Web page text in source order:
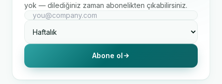
yok — dilediğiniz zaman abonelikten çıkabilirsiniz.
Abone ol